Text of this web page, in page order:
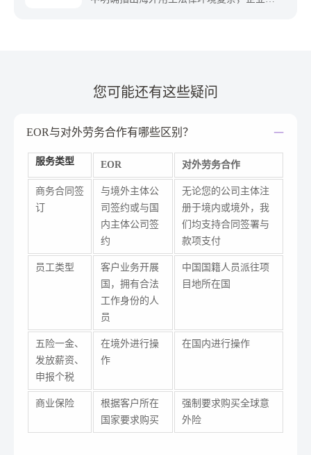
您可能还有这些疑问
EOR与对外劳务合作有哪些区别？
服务类型 EOR 对外劳务合作
商务合同签
订
与境外主体公
司签约或与国
内主体公司签
约
无论您的公司主体注
册于境内或境外，我
们均支持合同签署与
款项支付
员工类型
客户业务开展
国，拥有合法
工作身份的人
员
中国国籍人员派往项
目地所在国
五险一金、
发放薪资、
申报个税
在境外进行操
作
在国内进行操作
商业保险
根据客户所在
国家要求购买
强制要求购买全球意
外险